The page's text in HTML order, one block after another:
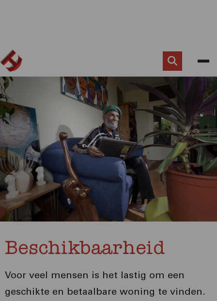
Zoek
knop
Beschikbaarheid
Voor veel mensen is het lastig om een
geschikte en betaalbare woning te vinden.